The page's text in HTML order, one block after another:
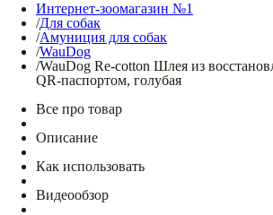
Интернет-зоомагазин №1
/Для собак
/Амуниция для собак
/WauDog
/WauDog Re-cotton Шлея из
QR-паспортом, голубая
Все про товар
Описание
Как использовать
Видеообзор